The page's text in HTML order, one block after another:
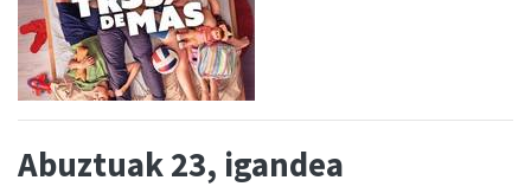
Abuztuak 23, igandea